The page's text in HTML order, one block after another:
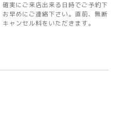
実にご来店出来る日時でご予約下
早めにご連絡下さい。直前、無断
ャンセル料をいただきます。